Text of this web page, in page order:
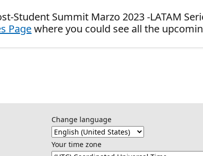
Student Summit Marzo 2023 -LATAM
Pagewhere you could see all the
Change language
Your time zone